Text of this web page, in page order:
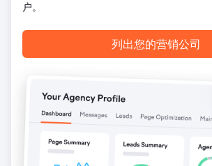
户。
列出您的营销公司